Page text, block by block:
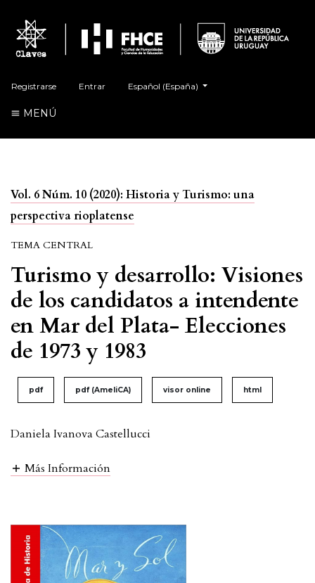
Registrarse Entrar Español (España)
MENÚ
Vol. 6 Núm. 10 (2020): Historia y Turismo: una
perspectiva rioplatense
TEMA CENTRAL
Turismo y desarrollo: Visiones
de los candidatos a intendente
en Mar del Plata- Elecciones
de 1973 y 1983
pdf pdf (AmeliCA) visor online html
Daniela Ivanova Castellucci
Más Información